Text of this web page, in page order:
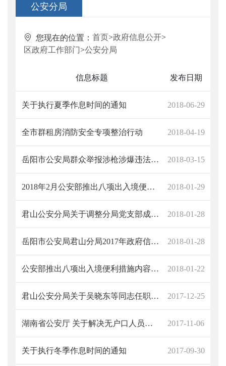
公安分局
您现在的位置： 首页>政府信息公开>
区政府工作部门>公安分局
信息标题 发布日期
关于执行夏季作息时间的通知 2018-06-29
全市群租房消防安全专项整治行动 2018-04-19
岳阳市公安局群众举报涉枪涉爆违法犯罪线索奖励办法 2018-03-15
2018年2月公安部推出八项出入境便利措施文件 2018-01-29
君山公安分局关于调整分局党支部成员任职的通知 2018-01-28
岳阳市公安局君山分局2017年政府信息公开年度工作报告 2018-01-28
公安部推出八项出入境便利措施内容及解读 2018-01-22
君山公安分局关于吴晓东等同志任职的通知 2017-12-25
湖南省公安厅 关于解决无户口人员登记户口问题的实施意见 2017-11-06
关于执行冬季作息时间的通知 2017-09-30